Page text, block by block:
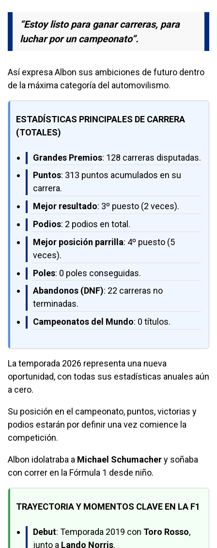
“Estoy listo para ganar carreras, para
luchar por un campeonato”.
Así expresa Albon sus ambiciones de futuro dentro
de la máxima categoría del automovilismo.
ESTADÍSTICAS PRINCIPALES DE CARRERA
(TOTALES)
Grandes Premios: 128 carreras disputadas.
Puntos: 313 puntos acumulados en su
carrera.
Mejor resultado: 3º puesto (2 veces).
Podios: 2 podios en total.
Mejor posición parrilla: 4º puesto (5
veces).
Poles: 0 poles conseguidas.
Abandonos (DNF): 22 carreras no
terminadas.
Campeonatos del Mundo: 0 títulos.
La temporada 2026 representa una nueva
oportunidad, con todas sus estadísticas anuales aún
a cero.
Su posición en el campeonato, puntos, victorias y
podios estarán por definir una vez comience la
competición.
Albon idolatraba a Michael Schumachery soñaba
con correr en la Fórmula 1 desde niño.
TRAYECTORIA Y MOMENTOS CLAVE EN LA F1
Debut: Temporada 2019 con Toro Rosso,
junto a Lando Norris.